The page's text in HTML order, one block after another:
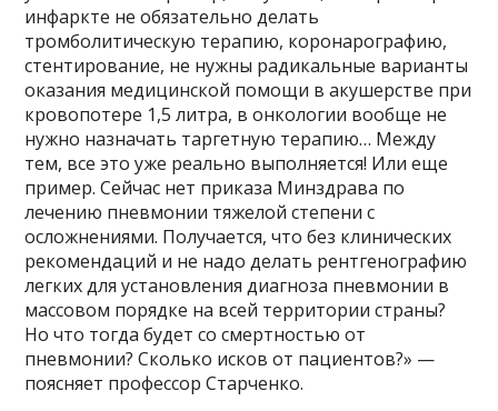
инфаркте не обязательно делать
тромболитическую терапию, коронарографию,
стентирование, не нужны радикальные варианты
оказания медицинской помощи в акушерстве при
кровопотере 1,5 литра, в онкологии вообще не
нужно назначать таргетную терапию… Между
тем, все это уже реально выполняется! Или еще
пример. Сейчас нет приказа Минздрава по
лечению пневмонии тяжелой степени с
осложнениями. Получается, что без клинических
рекомендаций и не надо делать рентгенографию
легких для установления диагноза пневмонии в
массовом порядке на всей территории страны?
Но что тогда будет со смертностью от
пневмонии? Сколько исков от пациентов?» —
поясняет профессор Старченко.